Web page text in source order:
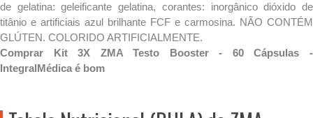
de gelatina: geleificante gelatina, corantes: inorgânico dióxido de
titânio e artificiais azul brilhante FCF e carmosina. NÃO CONTÉM
GLÚTEN. COLORIDO ARTIFICIALMENTE.
Comprar Kit 3X ZMA Testo Booster - 60 Cápsulas -
IntegralMédica é bom